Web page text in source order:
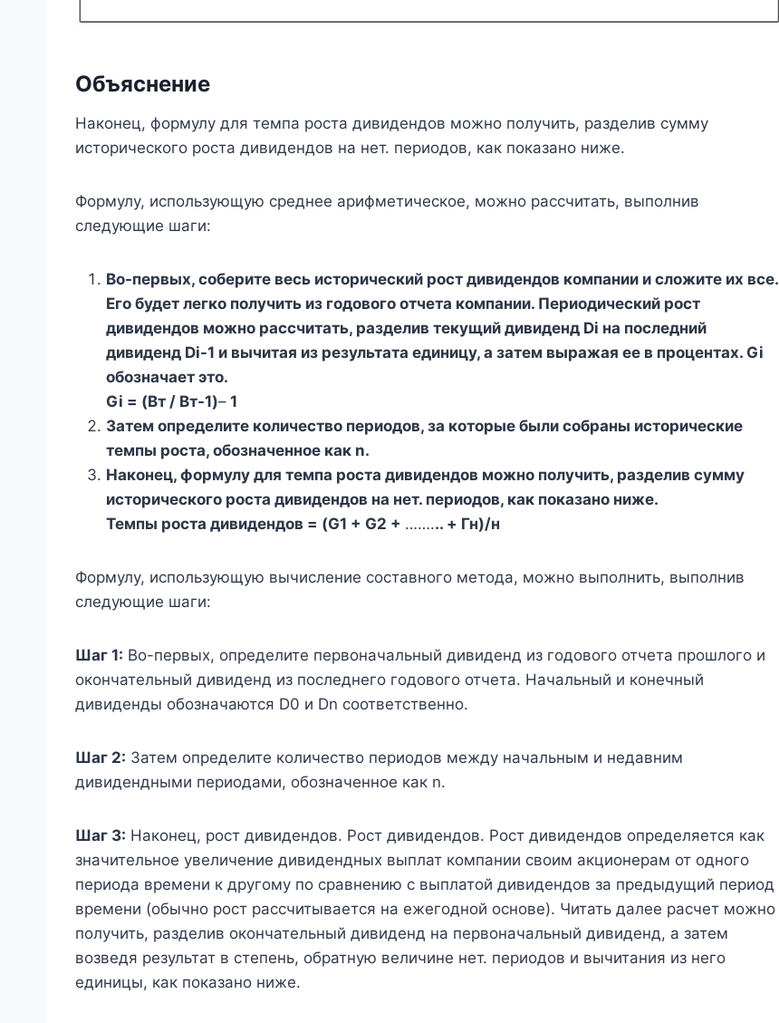
Объяснение
Наконец, формулу для темпа роста дивидендов можно получить, разделив сумму
исторического роста дивидендов на нет. периодов, как показано ниже.
Формулу, использующую среднее арифметическое, можно рассчитать, выполнив
следующие шаги:
Во-первых, соберите весь исторический рост дивидендов компании и сложите их все.
Его будет легко получить из годового отчета компании. Периодический рост
дивидендов можно рассчитать, разделив текущий дивиденд Di на последний
дивиденд Di-1 и вычитая из результата единицу, а затем выражая ее в процентах. Gi
обозначает это.
Gi = (Вт / Вт-1)– 1
Затем определите количество периодов, за которые были собраны исторические
темпы роста, обозначенное как n.
Наконец, формулу для темпа роста дивидендов можно получить, разделив сумму
исторического роста дивидендов на нет. периодов, как показано ниже.
Темпы роста дивидендов = (G1 + G2 + ……... + Гн)/н
Формулу, использующую вычисление составного метода, можно выполнить, выполнив
следующие шаги:
Шаг 1: Во-первых, определите первоначальный дивиденд из годового отчета прошлого и
окончательный дивиденд из последнего годового отчета. Начальный и конечный
дивиденды обозначаются D0 и Dn соответственно.
Шаг 2: Затем определите количество периодов между начальным и недавним
дивидендными периодами, обозначенное как n.
Шаг 3: Наконец, рост дивидендов. Рост дивидендов. Рост дивидендов определяется как
значительное увеличение дивидендных выплат компании своим акционерам от одного
периода времени к другому по сравнению с выплатой дивидендов за предыдущий период
времени (обычно рост рассчитывается на ежегодной основе). Читать далее расчет можно
получить, разделив окончательный дивиденд на первоначальный дивиденд, а затем
возведя результат в степень, обратную величине нет. периодов и вычитания из него
единицы, как показано ниже.